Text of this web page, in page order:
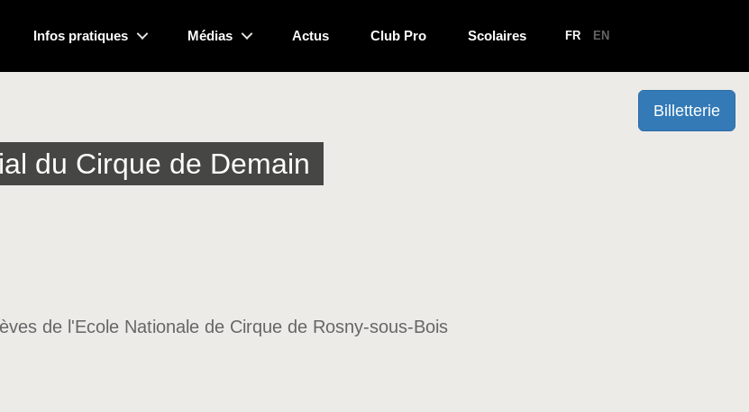
Infos pratiques Médias Actus Club Pro Scolaires FR EN
Billetterie
du Cirque de Demain
de l'Ecole Nationale de Cirque de Rosny-sous-Bois